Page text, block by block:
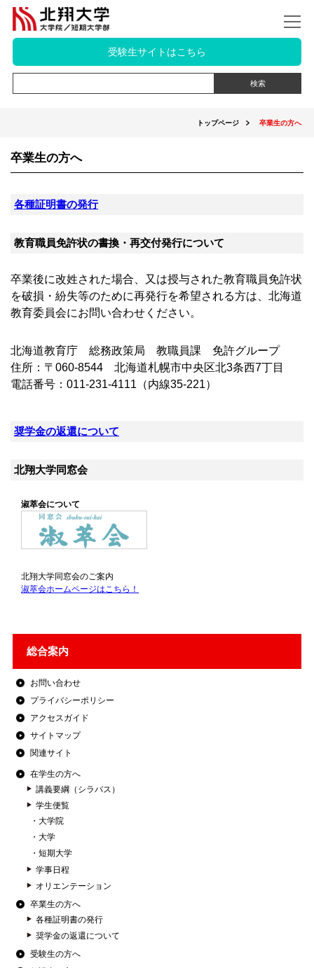
受験生サイトはこちら
トップページ 卒業生の方へ
総合案内
お問い合わせ
プライバシーポリシー
アクセスガイド
サイトマップ
関連サイト
在学生の方へ
講義要綱（シラバス）
学生便覧
大学院
大学
短期大学
学事日程
オリエンテーション
卒業生の方へ
各種証明書の発行
奨学金の返還について
受験生の方へ
卒業生の方へ
各種証明書の発行
教育職員免許状の書換・再交付発行について
卒業後に改姓された場合、又は授与された教育職員免許状
を破損・紛失等のために再発行を希望される方は、北海道
教育委員会にお問い合わせください。
北海道教育庁 総務政策局 教職員課 免許グループ
住所：〒060-8544 北海道札幌市中央区北3条西7丁目
電話番号：011-231-4111（内線35-221）
奨学金の返還について
北翔大学同窓会
淑萃会について
北翔大学同窓会のご案内
淑萃会ホームページはこちら！